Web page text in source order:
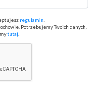
regulamin
Potrzebujemy Twoich danych,
tutaj